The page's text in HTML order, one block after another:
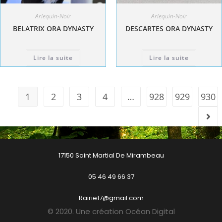
Arlequin-Noir
BELATRIX ORA DYNASTY
Lire la suite
Arlequin-Noir
DESCARTES ORA DYNASTY
Lire la suite
1 2 3 4 … 928 929 930
17150 Saint Martial De Mirambeau
05 46 49 66 37
Rairie17@gmail.com
© 2020. Une création Océan Digital